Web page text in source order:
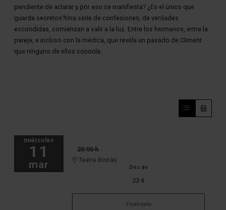
pendiente de aclarar y por eso se manifiesta? ¿Es el único que
guarda secretos?Una serie de confesiones, de verdades
escondidas, comienzan a salir a la luz. Entre los hermanos, entre la
pareja, e incluso con la médica, que revela un pasado de Climent
que ninguno de ellos conocía.
miércoles
11
mar
20:00 h
Teatre Borràs
Des de
23 €
Finalizado